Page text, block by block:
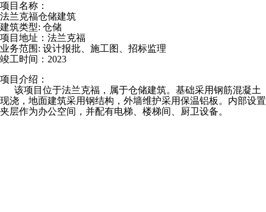
项目名称：
法兰克福仓储建筑
建筑类型: 仓储
项目地址：法兰克福
业务范围: 设计报批、施工图、招标监理
竣工时间：2023
项目介绍：
该项目位于法兰克福，属于仓储建筑。基础采用钢筋混凝土
现浇，地面建筑采用钢结构，外墙维护采用保温铝板。内部设置
夹层作为办公空间，并配有电梯、楼梯间、厨卫设备。